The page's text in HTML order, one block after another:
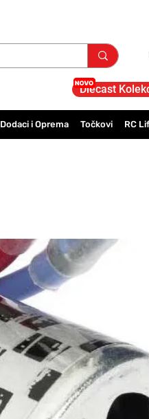
Diecast
Dodaci i Oprema Točkovi RC